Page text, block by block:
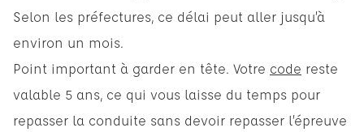
Selon les préfectures, ce délai peut aller jusqu’à
environ un mois.
Point important à garder en tête. Votre code reste
valable 5 ans, ce qui vous laisse du temps pour
repasser la conduite sans devoir repasser l’épreuve